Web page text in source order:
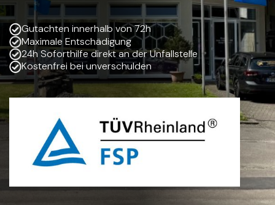
Gutachten innerhalb von 72h
Maximale Entschädigung
24h Soforthilfe direkt an der Unfallstelle
Kostenfrei bei unverschulden